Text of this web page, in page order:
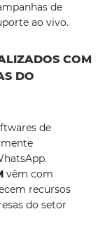
de
ao vivo.
COM
DO
de
vêm com
recursos
do setor